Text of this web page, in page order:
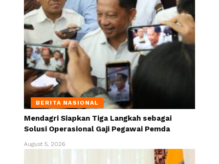
BERITA NASIONAL
Mendagri Siapkan Tiga Langkah sebagai
Solusi Operasional Gaji Pegawai Pemda
August 5, 2026